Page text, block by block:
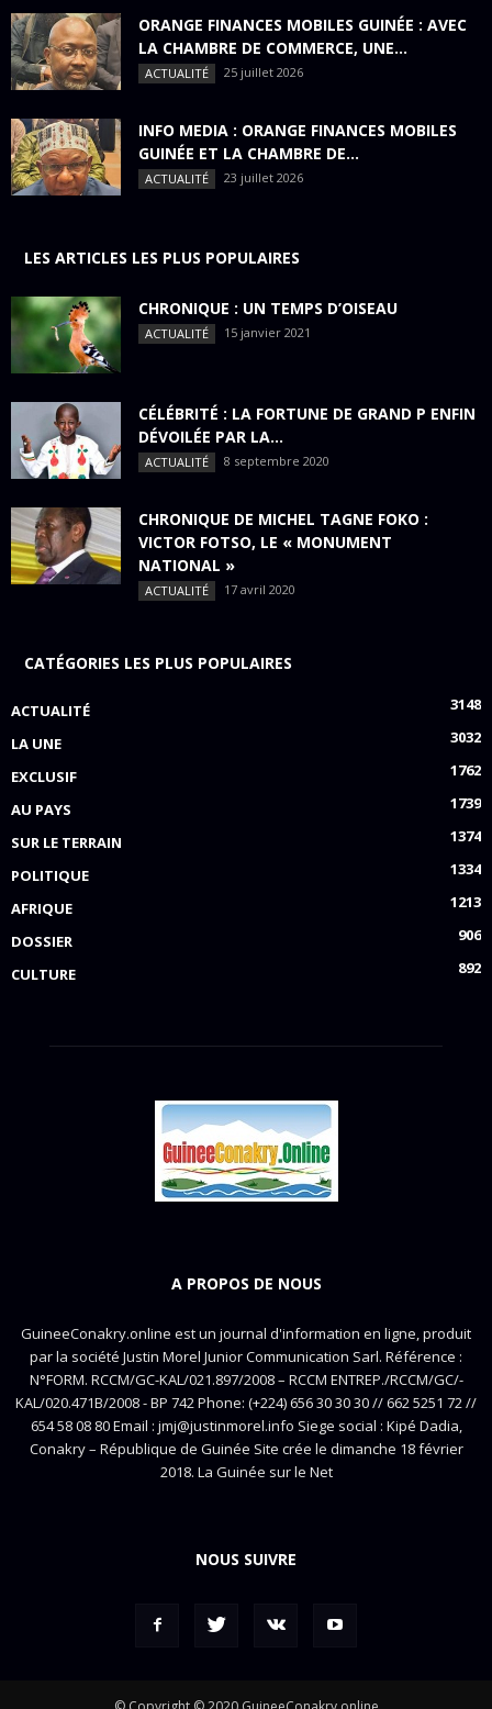
ORANGE FINANCES MOBILES GUINÉE : AVEC
LA CHAMBRE DE COMMERCE, UNE...
ACTUALITÉ 25 juillet 2026
INFO MEDIA : ORANGE FINANCES MOBILES
GUINÉE ET LA CHAMBRE DE...
ACTUALITÉ 23 juillet 2026
LES ARTICLES LES PLUS POPULAIRES
CHRONIQUE : UN TEMPS D’OISEAU
ACTUALITÉ 15 janvier 2021
CÉLÉBRITÉ : LA FORTUNE DE GRAND P ENFIN
DÉVOILÉE PAR LA...
ACTUALITÉ 8 septembre 2020
CHRONIQUE DE MICHEL TAGNE FOKO :
VICTOR FOTSO, LE « MONUMENT
NATIONAL »
ACTUALITÉ 17 avril 2020
CATÉGORIES LES PLUS POPULAIRES
ACTUALITÉ
3148
LA UNE
3032
EXCLUSIF
1762
AU PAYS
1739
SUR LE TERRAIN
1374
POLITIQUE
1334
AFRIQUE
1213
DOSSIER
906
CULTURE
892
A PROPOS DE NOUS
GuineeConakry.online est un journal d'information en ligne, produit
par la société Justin Morel Junior Communication Sarl. Référence :
N°FORM. RCCM/GC-KAL/021.897/2008 – RCCM ENTREP./RCCM/GC/-
KAL/020.471B/2008 - BP 742 Phone: (+224) 656 30 30 30 // 662 5251 72 //
654 58 08 80 Email : jmj@justinmorel.info Siege social : Kipé Dadia,
Conakry – République de Guinée Site crée le dimanche 18 février
2018. La Guinée sur le Net
NOUS SUIVRE